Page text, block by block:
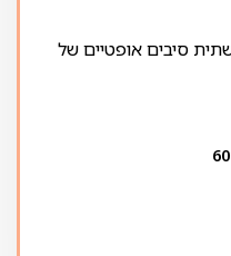
עד 600 מגה (תשתית סיבים אופטיים של